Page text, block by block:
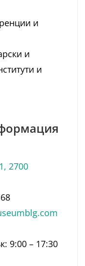
и
и
и
2700
9:00 – 17:30